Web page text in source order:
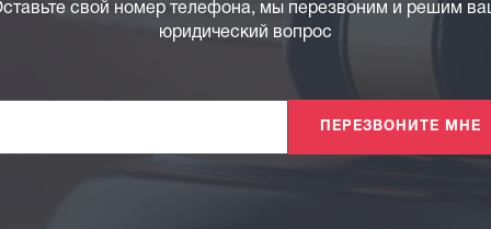
свой номер телефона, мы перезвоним и решим
юридический вопрос
ПЕРЕЗВОНИТЕ МНЕ